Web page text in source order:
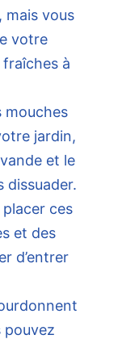
mais vous
votre
fraîches à
mouches
jardin,
et le
dissuader.
ces
et des
d’entrer
pouvez